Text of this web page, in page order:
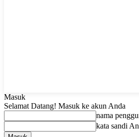
Masuk
Selamat Datang! Masuk ke akun Anda
nama
kata sandi